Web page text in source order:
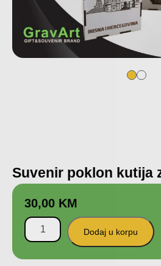
Suvenir poklon kutija
30,00 KM
Dodaj u korpu